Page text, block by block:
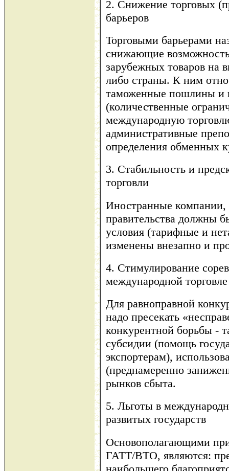
2. Снижение торговых
барьеров
Торговыми барьерами
снижающие
зарубежных товаров на
либо страны. К ним
таможенные пошлины и
(количественные
международную
административные
определения обменных
3. Стабильность и
торговли
Иностранные компании,
правительства должны
условия (тарифные и
изменены внезапно и
4. Стимулирование
международной торговле
Для равноправной
надо пресекать
конкурентной борьбы -
субсидии (помощь
экспортерам),
(преднамеренно
рынков сбыта.
5. Льготы в
развитых государств
Основополагающими
ГАТТ/ВТО, являются: